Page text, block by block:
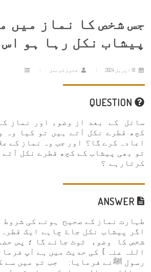
جس شخص کا نماز میں
پیشاب نکل رہا ہو
فتویٰ کونسل
سائل کے بعد از وضوء اور نماز
کچھ قطرے نکل آتے ہیں تو کیا وہ
اعادہ کرے گا؟ اور جب وہ نماز کے
تو بھی پیشاب کے کچھ قطرے نکل آتے
کرتارہے ؟
طہارت نماز کے صحیح ہونے کی شروط
اگر پیشاب نکل جاۓ چاہے ایک
شخص کا وضوء ٹوٹ جائے گا ؛ پس
اللہ عنہ ) کی حدیث میں ہے آپ
رسول ﷺنے فرمایا: جب تم میں سے